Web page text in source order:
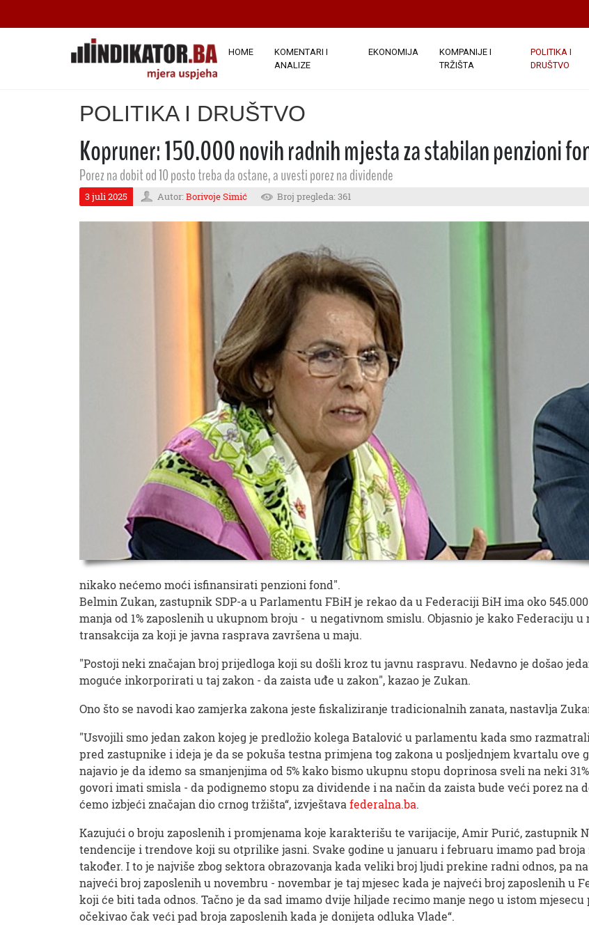
HOME
KOMENTARI I
ANALIZE
EKONOMIJA
KOMPANIJE I
TRŽIŠTA
POLITIKA I
DRUŠTVO
POLITIKA I DRUŠTVO
Kopruner: 150.000 novih radnih mjesta za stabilan penzioni
Porez na dobit od 10 posto treba da ostane, a uvesti porez na dividende
3 juli 2025 Autor: Borivoje Simić Broj pregleda: 361
nikako nećemo moći isfinansirati penzioni fond".
Belmin Zukan, zastupnik SDP-a u Parlamentu FBiH je rekao da u Federaciji BiH ima oko
manja od 1% zaposlenih u ukupnom broju - u negativnom smislu. Objasnio je kako Federaciju
transakcija za koji je javna rasprava završena u maju.
"Postoji neki značajan broj prijedloga koji su došli kroz tu javnu raspravu. Nedavno je došao
moguće inkorporirati u taj zakon - da zaista uđe u zakon", kazao je Zukan.
Ono što se navodi kao zamjerka zakona jeste fiskaliziranje tradicionalnih zanata, nastavlja
"Usvojili smo jedan zakon kojeg je predložio kolega Batalović u parlamentu kada smo
pred zastupnike i ideja je da se pokuša testna primjena tog zakona u posljednjem kvartalu ove
najavio je da idemo sa smanjenjima od 5% kako bismo ukupnu stopu doprinosa sveli na neki
govori imati smisla - da podignemo stopu za dividende i na način da zaista bude veći porez na
ćemo izbjeći značajan dio crnog tržišta“, izvještava federalna.ba.
Kazujući o broju zaposlenih i promjenama koje karakterišu te varijacije, Amir Purić, zastupnik
tendencije i trendove koji su otprilike jasni. Svake godine u januaru i februaru imamo pad
također. I to je najviše zbog sektora obrazovanja kada veliki broj ljudi prekine radni odnos, pa
najveći broj zaposlenih u novembru - novembar je taj mjesec kada je najveći broj zaposlenih u
koji će biti tada odnos. Tačno je da sad imamo dvije hiljade recimo manje nego u istom
očekivao čak veći pad broja zaposlenih kada je donijeta odluka Vlade“.